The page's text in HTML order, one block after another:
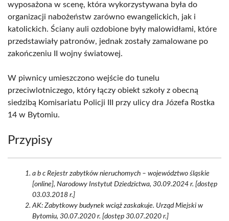
wyposażona w scenę, która wykorzystywana była do
organizacji nabożeństw zarówno ewangelickich, jak i
katolickich. Ściany auli ozdobione były malowidłami, które
przedstawiały patronów, jednak zostały zamalowane po
zakończeniu II wojny światowej.
W piwnicy umieszczono wejście do tunelu
przeciwlotniczego, który łączy obiekt szkoły z obecną
siedzibą Komisariatu Policji III przy ulicy dra Józefa Rostka
14 w Bytomiu.
Przypisy
a b c Rejestr zabytków nieruchomych – województwo śląskie
[online], Narodowy Instytut Dziedzictwa, 30.09.2024 r. [dostęp
03.03.2018 r.]
AK: Zabytkowy budynek wciąż zaskakuje. Urząd Miejski w
Bytomiu, 30.07.2020 r. [dostęp 30.07.2020 r.]